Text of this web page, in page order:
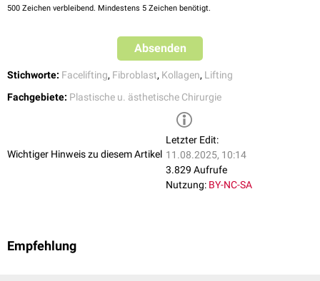
500 Zeichen verbleibend. Mindestens 5 Zeichen benötigt.
Absenden
Stichworte: Facelifting, Fibroblast, Kollagen, Lifting
Fachgebiete: Plastische u. ästhetische Chirurgie
Wichtiger Hinweis zu diesem Artikel
Letzter Edit:
11.08.2025, 10:14
3.829 Aufrufe
Nutzung: BY-NC-SA
Empfehlung